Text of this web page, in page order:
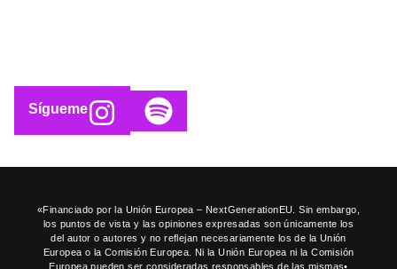
Sígueme
«Financiado por la Unión Europea – NextGenerationEU. Sin embargo,
los puntos de vista y las opiniones expresadas son únicamente los
del autor o autores y no reflejan necesariamente los de la Unión
Europea o la Comisión Europea. Ni la Unión Europea ni la Comisión
Europea pueden ser consideradas responsables de las mismas•